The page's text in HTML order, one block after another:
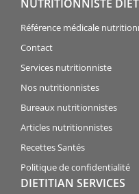
NUTRITIONNISTE
Référence médicale
Contact
Services nutritionniste
Nos nutritionnistes
Bureaux nutritionnistes
Articles nutritionnistes
Recettes Santés
Politique de confidentialité
DIETITIAN SERVICES